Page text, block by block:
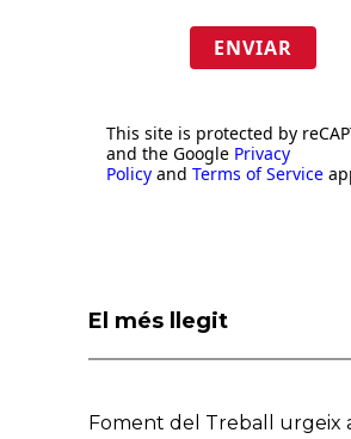
ENVIAR
This site is protected by
and the Google Privacy
Policy and Terms of Service
El més llegit
Foment del Treball urgeix